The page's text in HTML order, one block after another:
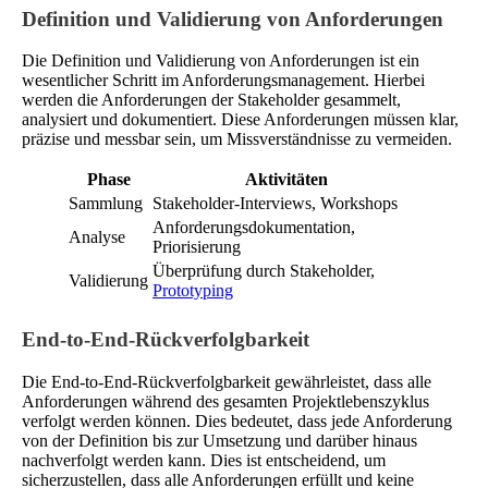
Definition und Validierung von Anforderungen
Die Definition und Validierung von Anforderungen ist ein
wesentlicher Schritt im Anforderungsmanagement. Hierbei
werden die Anforderungen der Stakeholder gesammelt,
analysiert und dokumentiert. Diese Anforderungen müssen klar,
präzise und messbar sein, um Missverständnisse zu vermeiden.
Phase
Aktivitäten
Sammlung Stakeholder-Interviews, Workshops
Analyse
Anforderungsdokumentation,
Priorisierung
Validierung
Überprüfung durch Stakeholder,
Prototyping
End-to-End-Rückverfolgbarkeit
Die End-to-End-Rückverfolgbarkeit gewährleistet, dass alle
Anforderungen während des gesamten Projektlebenszyklus
verfolgt werden können. Dies bedeutet, dass jede Anforderung
von der Definition bis zur Umsetzung und darüber hinaus
nachverfolgt werden kann. Dies ist entscheidend, um
sicherzustellen, dass alle Anforderungen erfüllt und keine